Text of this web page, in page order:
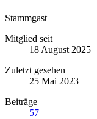
Stammgast
Mitglied seit
18 August 2025
Zuletzt gesehen
25 Mai 2023
Beiträge
57